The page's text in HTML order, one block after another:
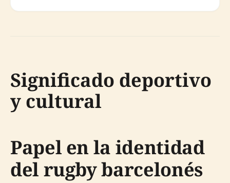
Significado deportivo
y cultural
Papel en la identidad
del rugby barcelonés